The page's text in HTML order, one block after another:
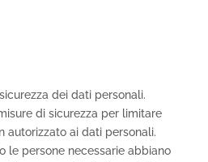
dei dati personali.
di sicurezza per limitare
autorizzato ai dati personali.
le persone necessarie abbiano